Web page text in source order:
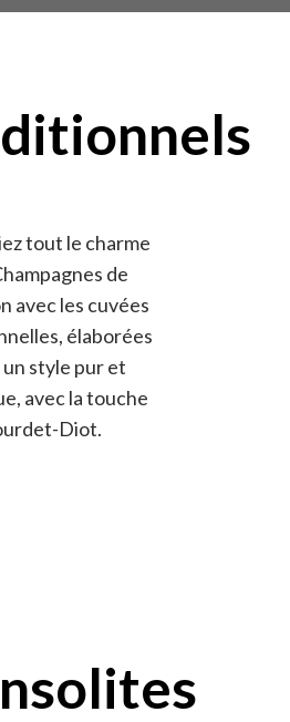
tout le charme
de
avec les cuvées
élaborées
un style pur et
avec la touche
Diot.